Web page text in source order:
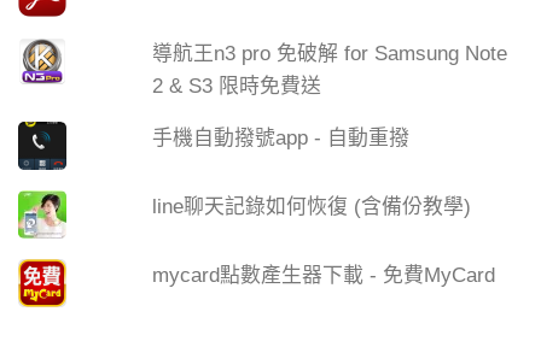
導航王n3 pro 免破解 for Samsung Note
2 & S3 限時免費送
手機自動撥號app - 自動重撥
line聊天記錄如何恢復 (含備份教學)
mycard點數產生器下載 - 免費MyCard